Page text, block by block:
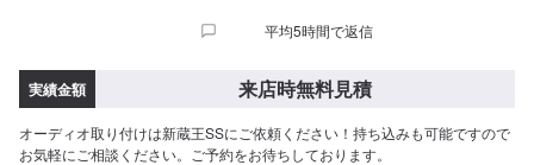
平均5時間で返信
実績金額 来店時無料見積
オーディオ取り付けは新蔵王SSにご依頼ください！持ち込みも可能ですので
お気軽にご相談ください。ご予約をお待ちしております。